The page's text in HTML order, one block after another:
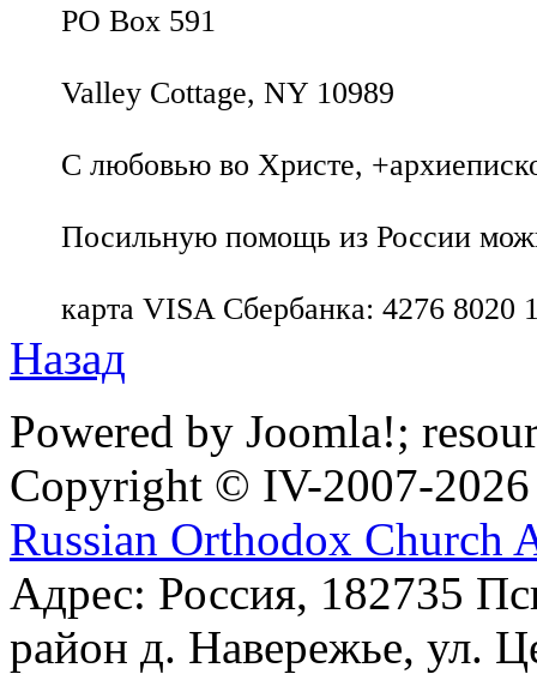
PO Box 591
Valley Cottage, NY 10989
С любовью во Христе,
Посильную помощь из России
карта VISA Сбербанка: 4276 8020
Назад
Powered by Joomla!;
Copyright © IV-2007-2026
Russian Orthodox Church
Адрес: Россия, 182735
район д. Навережье, ул.